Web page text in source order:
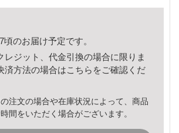
頃のお届け予定です。
レジット、代金引換の場合に限りま
済方法の場合はこちら をご確認くだ
注文の場合や在庫状況によって、商品
間をいただく場合がございます。